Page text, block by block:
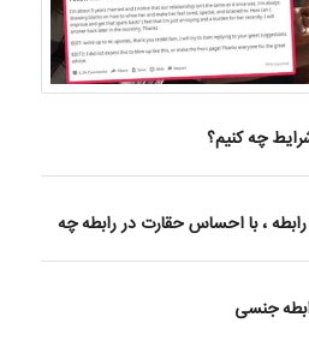
چه کنیم؟
، با احساس حقارت در رابطه چه
جنسی